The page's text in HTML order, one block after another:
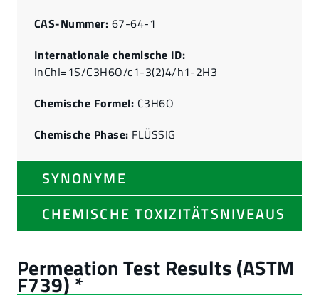
SYNONYME
CHEMISCHE TOXIZITÄTSNIVEAUS
CAS-Nummer: 67-64-1
Internationale chemische ID:
InChI=1S/C3H6O/c1-3(2)4/h1-2H3
Chemische Formel: C3H6O
Chemische Phase: FLÜSSIG